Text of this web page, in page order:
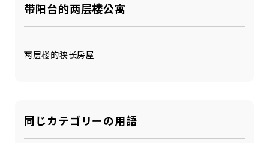
带阳台的两层楼公寓
两层楼的狭长房屋
同じカテゴリーの用語